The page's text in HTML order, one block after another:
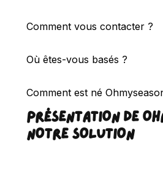
Comment vous contacter ?
Où êtes-vous basés ?
Comment est né
PRÉSENTATION DE
NOTRE SOLUTION